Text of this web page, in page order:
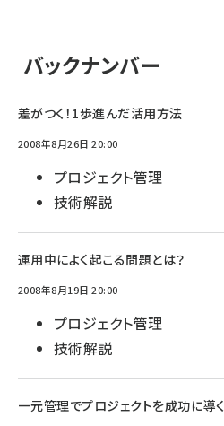
バックナンバー
差がつく！1歩進んだ活用方法
2008年8月26日 20:00
プロジェクト管理
技術解説
運用中によく起こる問題とは？
2008年8月19日 20:00
プロジェクト管理
技術解説
一元管理でプロジェクトを成功に導く